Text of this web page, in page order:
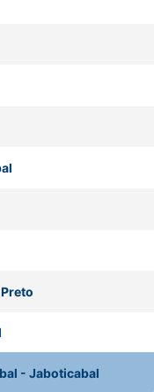
- Jaboticabal